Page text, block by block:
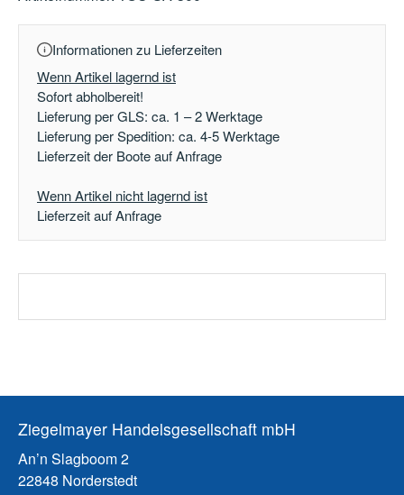
Informationen zu Lieferzeiten
Wenn Artikel lagernd ist
Sofort abholbereit!
Lieferung per GLS: ca. 1 – 2 Werktage
Lieferung per Spedition: ca. 4-5 Werktage
Lieferzeit der Boote auf Anfrage
Wenn Artikel nicht lagernd ist
Lieferzeit auf Anfrage
Ziegelmayer Handelsgesellschaft mbH
An’n Slagboom 2
22848 Norderstedt